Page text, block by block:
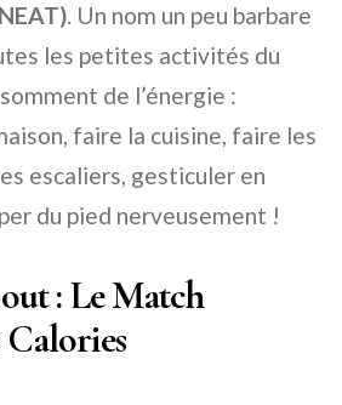
. Un nom un peu barbare
les petites activités du
de l’énergie :
faire la cuisine, faire les
escaliers, gesticuler en
du pied nerveusement !
: Le Match